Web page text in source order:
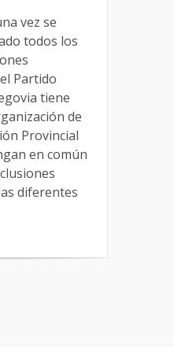
vez se
todos los
Partido
tiene
de
Provincial
en común
diferentes